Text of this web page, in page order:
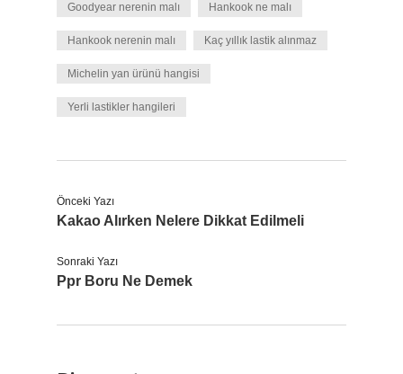
Goodyear nerenin malı Hankook ne malı
Hankook nerenin malı Kaç yıllık lastik alınmaz
Michelin yan ürünü hangisi
Yerli lastikler hangileri
Önceki Yazı
Kakao Alırken Nelere Dikkat Edilmeli
Sonraki Yazı
Ppr Boru Ne Demek